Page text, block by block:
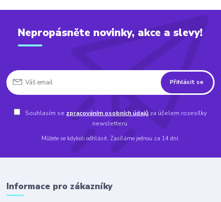
Nepropásněte novinky, akce a slevy!
Přihlásit se
Souhlasím se zpracováním osobních údajů za účelem rozesílky
newsletteru.
Můžete se kdykoli odhlásit. Zasíláme jednou za 14 dní.
Informace pro zákazníky